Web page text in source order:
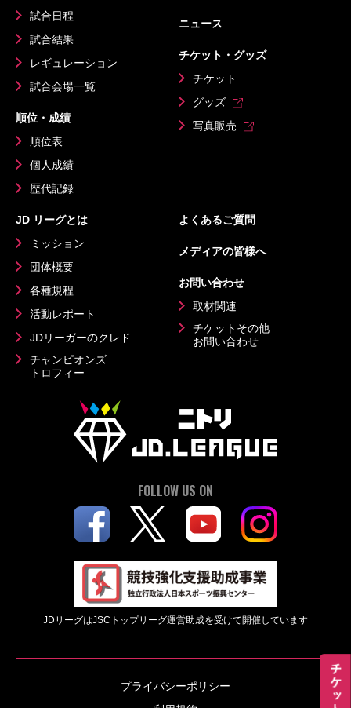
試合日程
試合結果
レギュレーション
試合会場一覧
順位・成績
順位表
個人成績
歴代記録
ニュース
チケット・グッズ
チケット
グッズ
写真販売
JD リーグとは
ミッション
団体概要
各種規程
活動レポート
JDリーガーのクレド
チャンピオンズ
トロフィー
よくあるご質問
メディアの皆様へ
お問い合わせ
取材関連
チケットその他
お問い合わせ
FOLLOW US ON
JDリーグはJSCトップリーグ運営助成を受けて開催しています
プライバシーポリシー